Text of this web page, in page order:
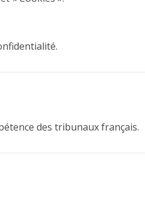
des tribunaux français.